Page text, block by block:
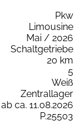
Pkw
Limousine
Mai / 2026
Schaltgetriebe
20 km
5
Weiß
Zentrallager
ab ca. 11.08.2026
P.25503